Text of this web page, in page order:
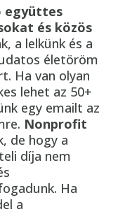
együttes
és közös
a lelkünk és a
életöröm
Ha van olyan
lehet az 50+
egy emailt az
Nonprofit
de hogy a
díja nem
Ha
a